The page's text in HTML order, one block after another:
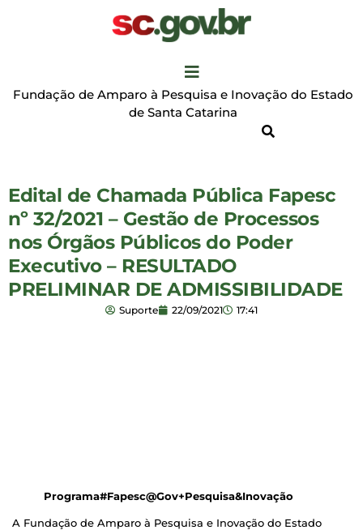
Fundação de Amparo à Pesquisa e Inovação do Estado
de Santa Catarina
Edital de Chamada Pública Fapesc
nº 32/2021 – Gestão de Processos
nos Órgãos Públicos do Poder
Executivo – RESULTADO
PRELIMINAR DE ADMISSIBILIDADE
Suporte 22/09/2021 17:41
Programa#Fapesc@Gov+Pesquisa&Inovação
A Fundação de Amparo à Pesquisa e Inovação do Estado